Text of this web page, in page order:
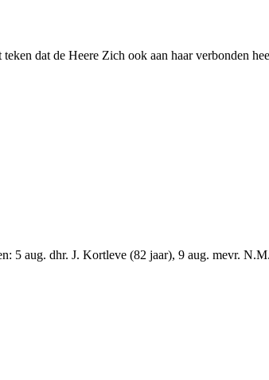
dat de Heere Zich ook aan haar verbonden
5 aug. dhr. J. Kortleve (82 jaar), 9 aug. mevr.